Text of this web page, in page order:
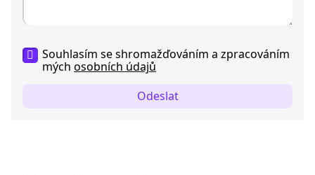
Souhlasím se shromažďováním a zpracováním
mých osobních údajů
Odeslat